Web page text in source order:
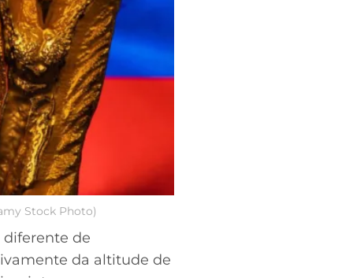
Stock Photo)
de
da altitude de